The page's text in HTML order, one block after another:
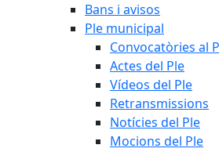
Bans i avisos
Ple municipal
Convocatòries al
Actes del Ple
Vídeos del Ple
Retransmissions
Notícies del Ple
Mocions del Ple